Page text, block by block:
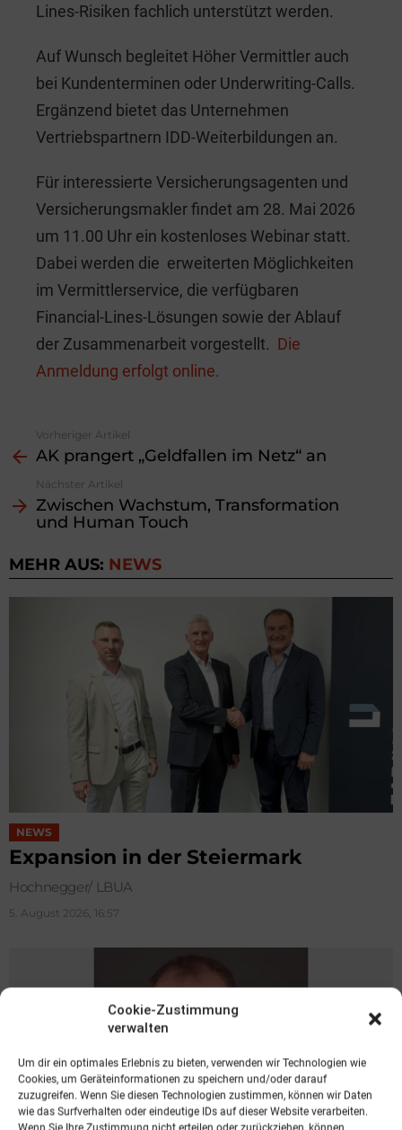
Cookie-Zustimmung
verwalten
Um dir ein optimales Erlebnis zu bieten, verwenden wir Technologien wie
Cookies, um Geräteinformationen zu speichern und/oder darauf
zuzugreifen. Wenn Sie diesen Technologien zustimmen, können wir Daten
wie das Surfverhalten oder eindeutige IDs auf dieser Website verarbeiten.
Lines-Risiken fachlich unterstützt werden.
Auf Wunsch begleitet Höher Vermittler auch
bei Kundenterminen oder Underwriting-Calls.
Ergänzend bietet das Unternehmen
Vertriebspartnern IDD-Weiterbildungen an.
Für interessierte Versicherungsagenten und
Versicherungsmakler findet am 28. Mai 2026
um 11.00 Uhr ein kostenloses Webinar statt.
Dabei werden die erweiterten Möglichkeiten
im Vermittlerservice, die verfügbaren
Financial-Lines-Lösungen sowie der Ablauf
der Zusammenarbeit vorgestellt. Die
Anmeldung erfolgt online.
more
Vorheriger Artikel
AK prangert „Geldfallen im Netz“ an
Nächster Artikel
Zwischen Wachstum, Transformation
und Human Touch
MEHR AUS: NEWS
NEWS
Expansion in der Steiermark
Hochnegger/ LBUA
5. August 2026, 16:57